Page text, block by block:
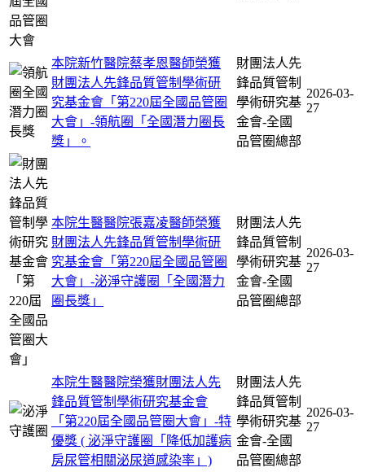
本院新竹醫院蔡孝恩醫師榮獲
財團法人先鋒品質管制學術研
究基金會「第220屆全國品管圈
大會」-領航圈「全國潛力圈長
獎」。
財團法人先
鋒品質管制
學術研究基
金會-全國
品管圈總部
2026-03-
27
本院生醫醫院張嘉凌醫師榮獲
財團法人先鋒品質管制學術研
究基金會「第220屆全國品管圈
大會」-泌淨守護圈「全國潛力
圈長獎」
財團法人先
鋒品質管制
學術研究基
金會-全國
品管圈總部
2026-03-
27
本院生醫醫院榮獲財團法人先
鋒品質管制學術研究基金會
「第220屆全國品管圈大會」-特
優獎 ( 泌淨守護圈「降低加護病
房尿管相關泌尿道感染率」)
財團法人先
鋒品質管制
學術研究基
金會-全國
品管圈總部
2026-03-
27